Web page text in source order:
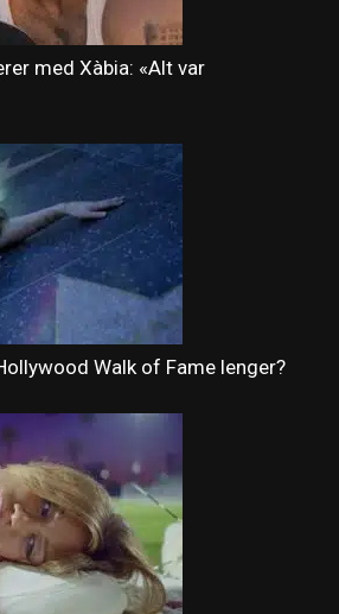
med Xàbia: «Alt var
Walk of Fame lenger?